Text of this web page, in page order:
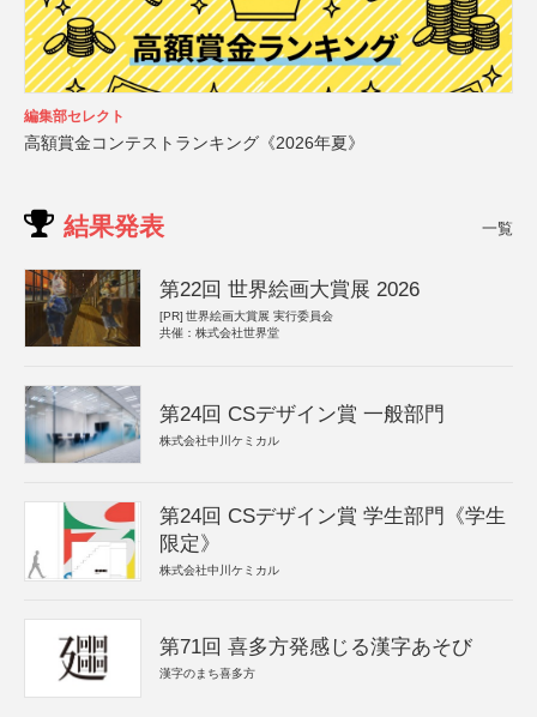
編集部セレクト
高額賞金コンテストランキング《2026年夏》
結果発表 一覧
第22回 世界絵画大賞展 2026
[PR] 世界絵画大賞展 実行委員会
共催：株式会社世界堂
第24回 CSデザイン賞 一般部門
株式会社中川ケミカル
第24回 CSデザイン賞 学生部門《学生
限定》
株式会社中川ケミカル
第71回 喜多方発感じる漢字あそび
漢字のまち喜多方